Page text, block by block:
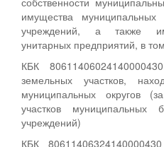
имущества
учреждений, а также
унитарных предприятий, в
КБК
земельных участков,
муниципальных округов
участков
учреждений)
КБК